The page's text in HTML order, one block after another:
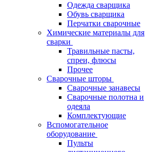
Одежда сварщика
Обувь сварщика
Перчатки сварочные
Химические материалы для
сварки
Травильные пасты,
спреи, флюсы
Прочее
Сварочные шторы
Сварочные занавесы
Сварочные полотна и
одеяла
Комплектующие
Вспомогательное
оборудование
Пульты